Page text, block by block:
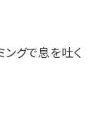
ングで息を吐く